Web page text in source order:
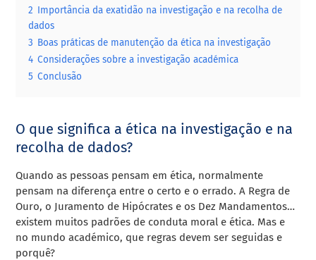
2 Importância da exatidão na investigação e na recolha de
dados
3 Boas práticas de manutenção da ética na investigação
4 Considerações sobre a investigação académica
5 Conclusão
O que significa a ética na investigação e na
recolha de dados?
Quando as pessoas pensam em ética, normalmente
pensam na diferença entre o certo e o errado. A Regra de
Ouro, o Juramento de Hipócrates e os Dez Mandamentos…
existem muitos padrões de conduta moral e ética. Mas e
no mundo académico, que regras devem ser seguidas e
porquê?